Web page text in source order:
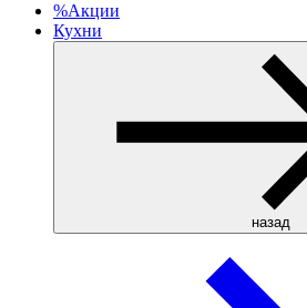
%Акции
Кухни
назад